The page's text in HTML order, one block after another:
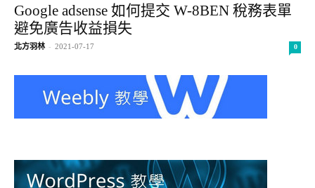
Google adsense 如何提交 W-8BEN 稅務表單
避免廣告收益損失
北方羽林 - 2021-07-17 0